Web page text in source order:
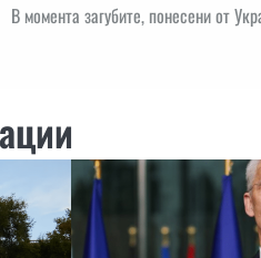
В момента загубите, понесени от